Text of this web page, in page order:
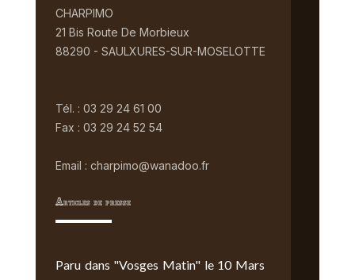
CHARPIMO
21 Bis Route De Morbieux
88290 - SAULXURES-SUR-MOSELOTTE
Tél. : 03 29 24 61 00
Fax : 03 29 24 52 54
Email : charpimo@wanadoo.fr
Articles de presse
Paru dans "Vosges Matin" le 10 Mars